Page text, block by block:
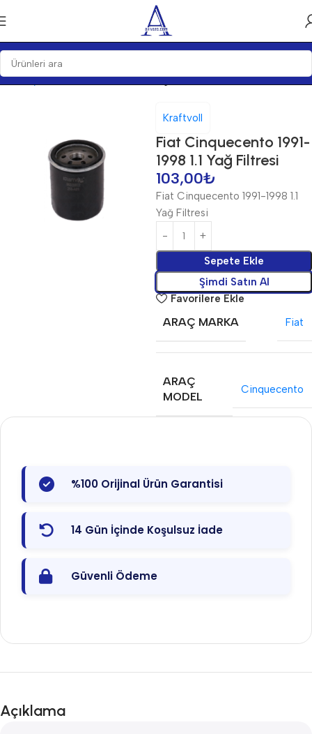
Ana Sayfa Bakım Ürünleri Filtre Yağ Filtreleri
Kraftvoll
Fiat Cinquecento 1991-
1998 1.1 Yağ Filtresi
103,00₺
Fiat Cinquecento 1991-1998 1.1
Yağ Filtresi
Sepete Ekle
Şimdi Satın Al
Favorilere Ekle
ARAÇ MARKA Fiat
ARAÇ
MODEL
Cinquecento
%100 Orijinal Ürün Garantisi
14 Gün İçinde Koşulsuz İade
Güvenli Ödeme
Açıklama